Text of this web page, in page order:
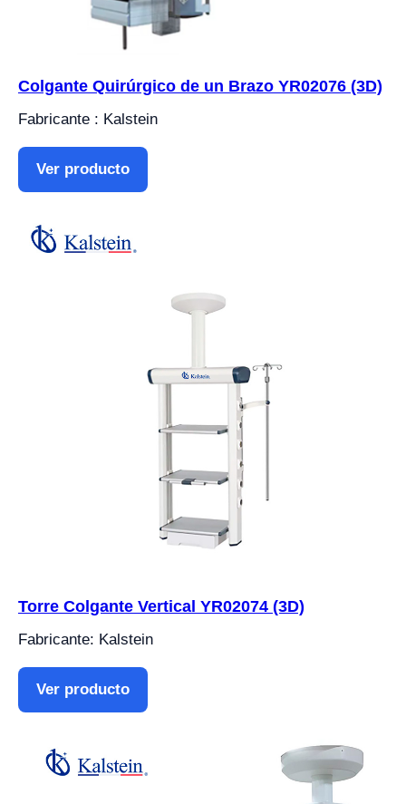
Colgante Quirúrgico de un Brazo YR02076 (3D)
Fabricante : Kalstein
Ver producto
Torre Colgante Vertical YR02074 (3D)
Fabricante: Kalstein
Ver producto